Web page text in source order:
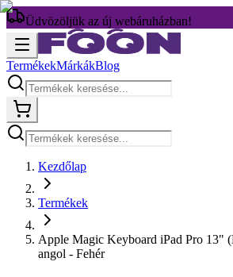
Üdvözöljük az új webáruházban!
TermékekMárkákBlog
Kezdőlap
Termékek
Apple Magic Keyboard iPad Pro 13"
angol - Fehér